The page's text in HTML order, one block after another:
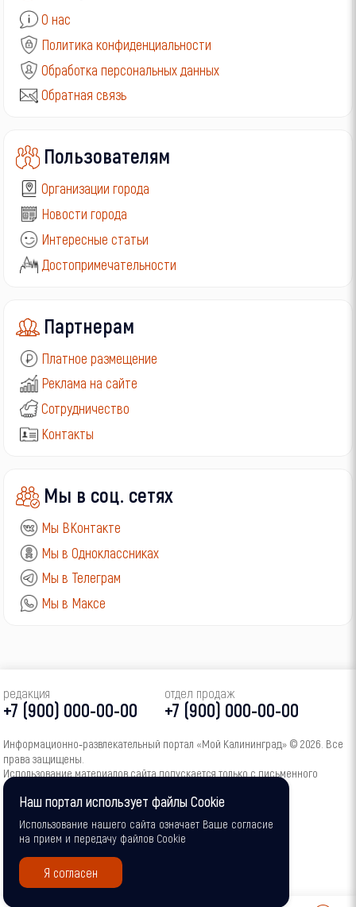
О нас
Политика конфиденциальности
Обработка персональных данных
Обратная связь
Пользователям
Организации города
Новости города
Интересные статьи
Достопримечательности
Партнерам
Платное размещение
Реклама на сайте
Сотрудничество
Контакты
Мы в соц. сетях
Мы ВКонтакте
Мы в Одноклассниках
Мы в Телеграм
Мы в Максе
редакция
+7 (900) 000-00-00
отдел продаж
+7 (900) 000-00-00
Информационно‑развлекательный портал «Мой Калининград» © 2026. Все
права защищены.
Использование материалов сайта допускается только с письменного
согласия администрации портала.
16+
Наш портал использует файлы Cookie
Использование нашего сайта означает Ваше согласие
на прием и передачу файлов Cookie
Я согласен